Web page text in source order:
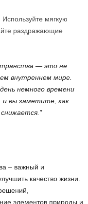
Используйте мягкую
раздражающие
— это не
внутреннем мире.
немного времени
и вы заметите, как
– важный и
качество жизни.
элементов природы и